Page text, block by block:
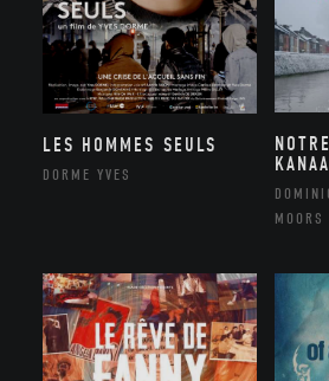
LES HOMMES SEULS
DORME YVES
MOORS